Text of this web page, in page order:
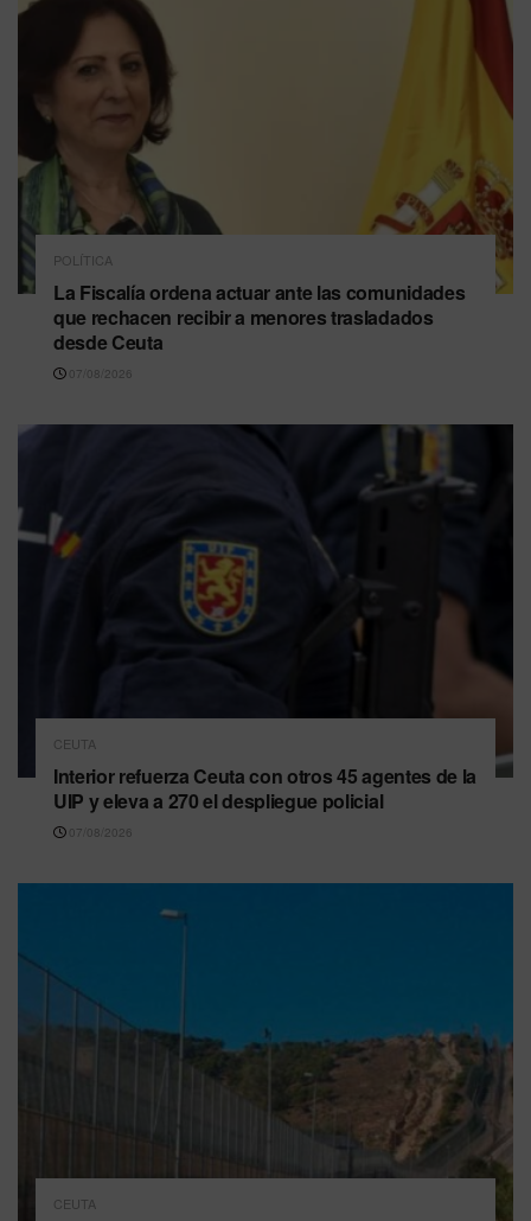
POLÍTICA
La Fiscalía ordena actuar ante las comunidades
que rechacen recibir a menores trasladados
desde Ceuta
07/08/2026
CEUTA
Interior refuerza Ceuta con otros 45 agentes de la
UIP y eleva a 270 el despliegue policial
07/08/2026
CEUTA